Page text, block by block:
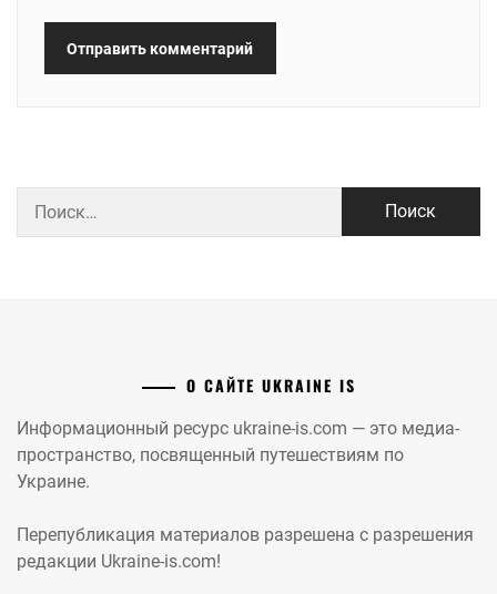
О САЙТЕ UKRAINE IS
Информационный ресурс ukraine-is.com — это медиа-
пространство, посвященный путешествиям по
Украине.
Перепубликация материалов разрешена с разрешения
редакции Ukraine-is.com!